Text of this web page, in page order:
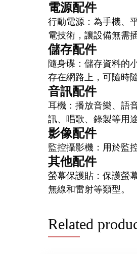
電源配件
行動電源：為手機、
電技術，讓設備無需
儲存配件
隨身碟：儲存資料的
存在網路上，可隨時
音訊配件
耳機：播放音樂、語
訊、唱歌、錄製等用途
影像配件
監控攝影機：用於監
其他配件
螢幕保護貼：保護螢
無線和雷射等類型。
Related